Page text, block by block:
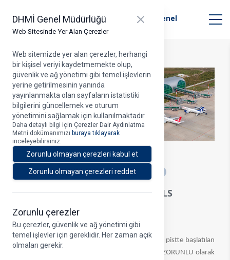
DHMİ Genel Müdürlüğü
Web Sitesinde Yer Alan Çerezler
Close panel
Web sitemizde yer alan çerezler, herhangi
bir kişisel veriyi kaydetmemekte olup,
güvenlik ve ağ yönetimi gibi temel işlevlerin
yerine getirilmesinin yanında
yayınlanmakta olan sayfaların istatistiki
bilgilerini güncellemek ve oturum
yönetimini sağlamak için kullanılmaktadır.
Daha detaylı bilgi için Çerezler Dair Aydınlatma
Metni dokümanımızı buraya tıklayarak
inceleyebilirsiniz.
Zorunlu olmayan çerezleri kabul et
Zorunlu olmayan çerezleri reddet
Zorunlu çerezler
Bu çerezler, güvenlik ve ağ yönetimi gibi
temel işlevler için gereklidir. Her zaman açık
olmaları gerekir.
Devlet Hava Meydanları İşletmesi Genel
Müdürlüğü
31.01.2026
A
DİYARBAKIR HAVALİMANI’NDA ILS
Diyarbakır Havalimanı’nda 2 Aralık 2025’te ana pistte başlatılan
inşaat ve onarım çalışmaları sırasında geçici VE ZORUNLU olarak